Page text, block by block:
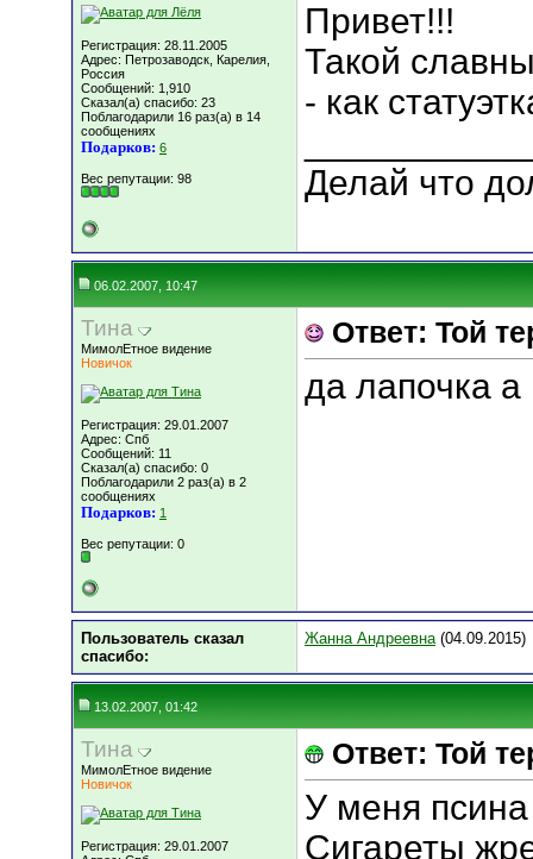
Регистрация: 28.11.2005
Адрес: Петрозаводск, Карелия,
Россия
Сообщений: 1,910
Сказал(а) спасибо: 23
Поблагодарили 16 раз(а) в 14
сообщениях
Подарков: 6
Вес репутации: 98
Привет!!!
Такой
- как
Делай что
06.02.2007, 10:47
Тина
МимолЕтное видение
Новичок
Регистрация: 29.01.2007
Адрес: Спб
Сообщений: 11
Сказал(а) спасибо: 0
Поблагодарили 2 раз(а) в 2
сообщениях
Подарков: 1
Вес репутации: 0
Ответ: Той
да лапочка
Пользователь сказал
cпасибо:
Жанна Андреевна(04.09.2015)
13.02.2007, 01:42
Тина
МимолЕтное видение
Новичок
Регистрация: 29.01.2007
Ответ: Той
У меня
Сигареты